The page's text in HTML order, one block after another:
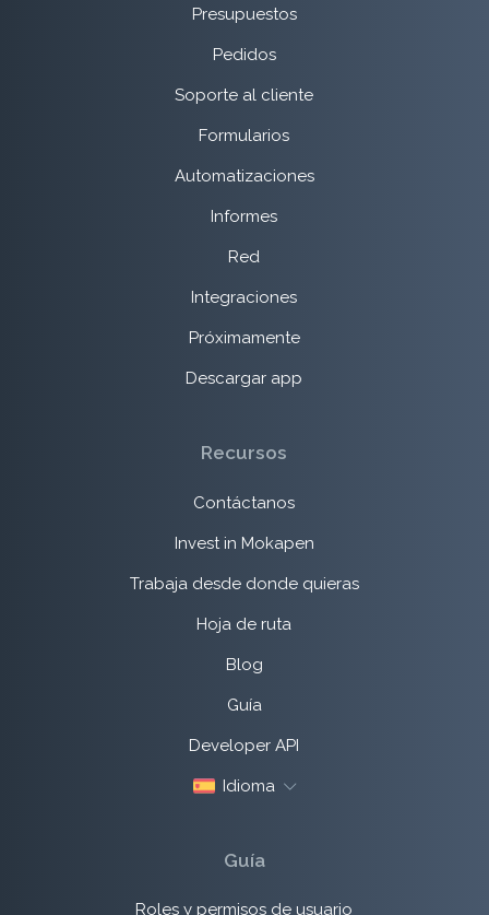
Presupuestos
Pedidos
Soporte al cliente
Formularios
Automatizaciones
Informes
Red
Integraciones
Próximamente
Descargar app
Recursos
Contáctanos
Invest in Mokapen
Trabaja desde donde quieras
Hoja de ruta
Blog
Guía
Developer API
Idioma
Guía
Roles y permisos de usuario